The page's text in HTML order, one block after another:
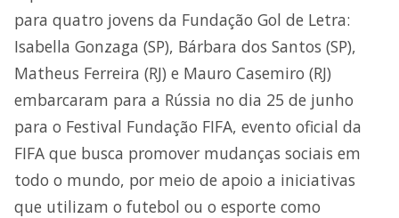
para quatro jovens da Fundação Gol de Letra:
Isabella Gonzaga (SP), Bárbara dos Santos (SP),
Matheus Ferreira (RJ) e Mauro Casemiro (RJ)
embarcaram para a Rússia no dia 25 de junho
para o Festival Fundação FIFA, evento oficial da
FIFA que busca promover mudanças sociais em
todo o mundo, por meio de apoio a iniciativas
que utilizam o futebol ou o esporte como